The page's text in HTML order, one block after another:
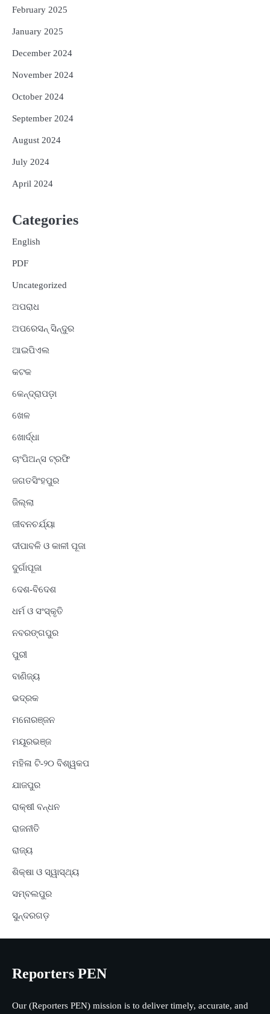
February 2025
January 2025
December 2024
November 2024
October 2024
September 2024
August 2024
July 2024
April 2024
Categories
English
PDF
Uncategorized
ଅପରାଧ
ଅପରେସନ୍ ସିନ୍ଦୁର
ଆଇପିଏଲ
କଟକ
କେନ୍ଦ୍ରାପଡ଼ା
ଖେଳ
ଖୋର୍ଦ୍ଧା
ଚାଂପିଅନ୍ସ ଟ୍ରଫି
ଜଗତସିଂହପୁର
ଜିଲ୍ଲା
ଜୀବନଚର୍ଯ୍ୟା
ଦୀପାବଳି ଓ କାଳୀ ପୂଜା
ଦୁର୍ଗାପୂଜା
ଦେଶ-ବିଦେଶ
ଧର୍ମ ଓ ସଂସ୍କୃତି
ନବରଙ୍ଗପୁର
ପୁରୀ
ବାଣିଜ୍ୟ
ଭଦ୍ରକ
ମନୋରଞ୍ଜନ
ମୟୂରଭଞ୍ଜ
ମହିଳା ଟି-୨୦ ବିଶ୍ୱକପ
ଯାଜପୁର
ରାକ୍ଷୀ ବନ୍ଧନ
ରାଜନୀତି
ରାଜ୍ୟ
ଶିକ୍ଷା ଓ ସ୍ୱାସ୍ଥ୍ୟ
ସମ୍ବଲପୁର
ସୁନ୍ଦରଗଡ଼
Reporters PEN
Our (Reporters PEN) mission is to deliver timely, accurate, and